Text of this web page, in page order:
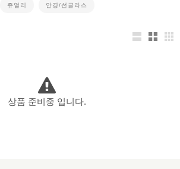
쥬얼리 안경/선글라스
상품 준비중 입니다.